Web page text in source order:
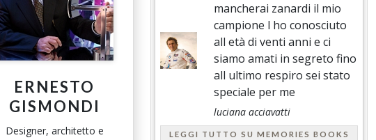
ERNESTO
GISMONDI
Designer, architetto e
mancherai zanardi il mio
campione l ho conosciuto
all età di venti anni e ci
siamo amati in segreto fino
all ultimo respiro sei stato
speciale per me
luciana acciavatti
LEGGI TUTTO SU MEMORIES BOOKS